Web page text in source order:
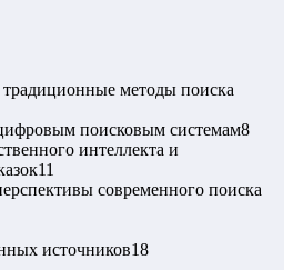
традиционные методы поиска
поисковым системам8
интеллекта и
11
современного поиска
источников18